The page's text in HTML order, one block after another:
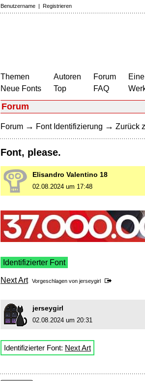
Benutzername | Registrieren
Themen
Neue Fonts
Autoren
Top
Forum
FAQ
Forum
Forum → Font Identifizierung → Zurück
Font, please.
Elisandro Valentino 18
02.08.2024 um 17:48
Identifizierter Font
Next Art Vorgeschlagen von jerseygirl
jerseygirl
02.08.2024 um 20:31
Identifizierter Font: Next Art